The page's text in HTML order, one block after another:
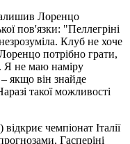
Лоренцо
пов'язки: "Пеллегріні
Клуб не хоче
потрібно грати,
Я не маю наміру
якщо він знайде
такої можливості
чемпіонат Італії
Гасперіні